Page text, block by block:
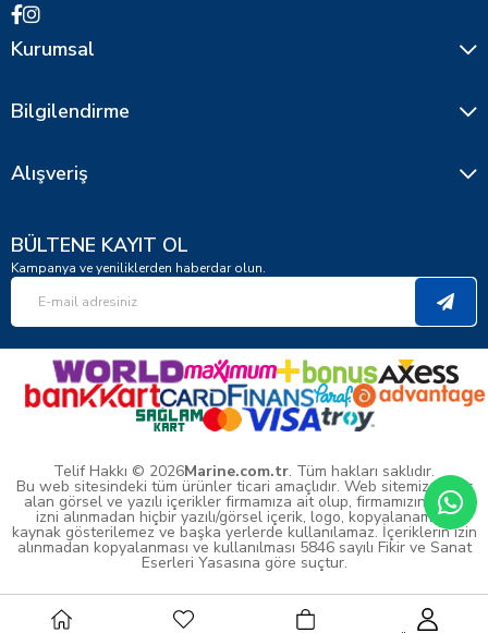
Kurumsal
Bilgilendirme
Alışveriş
BÜLTENE KAYIT OL
Kampanya ve yeniliklerden haberdar olun.
Telif Hakkı © 2026Marine.com.tr. Tüm hakları saklıdır.
Bu web sitesindeki tüm ürünler ticari amaçlıdır. Web sitemizde yer
alan görsel ve yazılı içerikler firmamıza ait olup, firmamızın yazılı
izni alınmadan hiçbir yazılı/görsel içerik, logo, kopyalanamaz,
kaynak gösterilemez ve başka yerlerde kullanılamaz. İçeriklerin izin
alınmadan kopyalanması ve kullanılması 5846 sayılı Fikir ve Sanat
Eserleri Yasasına göre suçtur.